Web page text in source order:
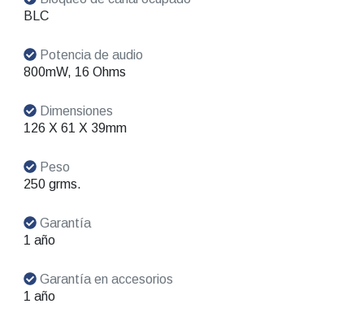
BLC
Potencia de audio
800mW, 16 Ohms
Dimensiones
126 X 61 X 39mm
Peso
250 grms.
Garantía
1 año
Garantía en accesorios
1 año